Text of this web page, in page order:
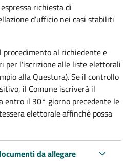
richiesta di
d’ufficio nei casi stabiliti
procedimento al richiedente e
per l'iscrizione alle liste elettorali
alla Questura). Se il controllo
il Comune iscriverà il
il 30° giorno precedente le
elettorale affinchè possa
da allegare